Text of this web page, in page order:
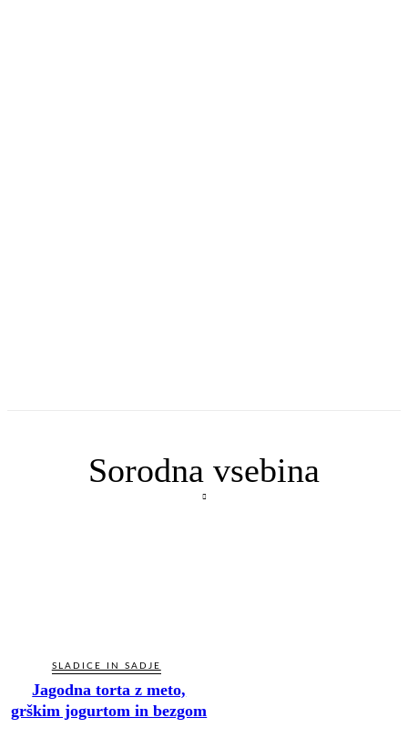
Sorodna vsebina
SLADICE IN SADJE
Jagodna torta z meto,
grškim jogurtom in bezgom